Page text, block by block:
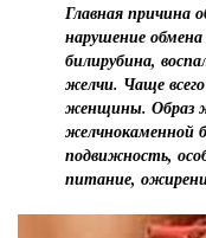
Главная причина
нарушение
билирубина,
желчи. Чаще
женщины. Образ
желчнокаменной
подвижность,
питание,